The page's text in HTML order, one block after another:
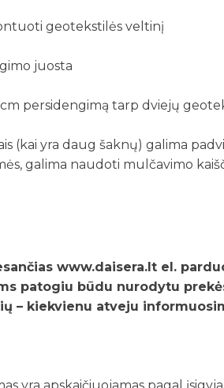
geotekstilės veltinį
juosta
persidengimą tarp dviejų
(kai yra daug šaknų) galima
galima naudoti mulčavimo
www.daisera.lt el.
patogiu būdu nurodytu
– kiekvienu atveju